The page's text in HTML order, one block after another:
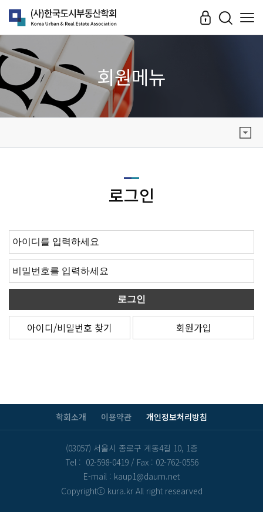
회원메뉴
로그인
아이디/비밀번호 찾기 회원가입
학회소개 이용약관 개인정보처리방침
(03057) 서울시 종로구 계동4길 10, 1층
Tel : 02-598-0419 / Fax : 02-762-0556
E-mail : kaup1@daum.net
Copyrightⓒ kura.kr All right researved